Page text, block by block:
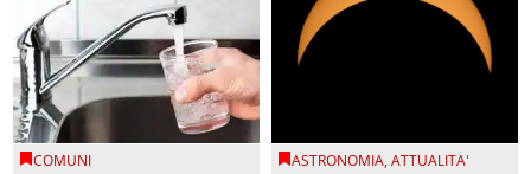
COMUNI ASTRONOMIA,ATTUALITA'